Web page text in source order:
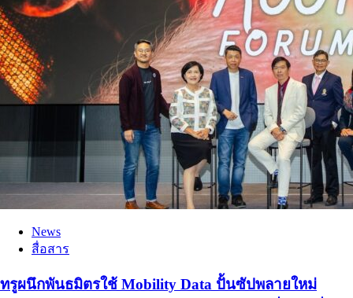
News
สื่อสาร
ทรูผนึกพันธมิตรใช้ Mobility Data ปั้นซัปพลายใหม่